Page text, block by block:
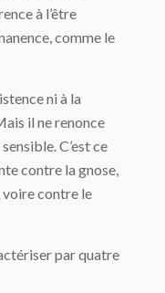
à l’être
comme le
ni à la
il ne renonce
C’est ce
contre la gnose,
voire contre le
par quatre